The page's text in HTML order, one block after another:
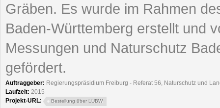
Gräben. Es wurde im Rahmen
Baden-Württemberg erstellt und
Messungen und Naturschutz
gefördert.
Auftraggeber: Regierungspräsidium Freiburg - Referat 56, Naturschutz und
Laufzeit: 2015
Projekt-URL:
Bestellung über LUBW